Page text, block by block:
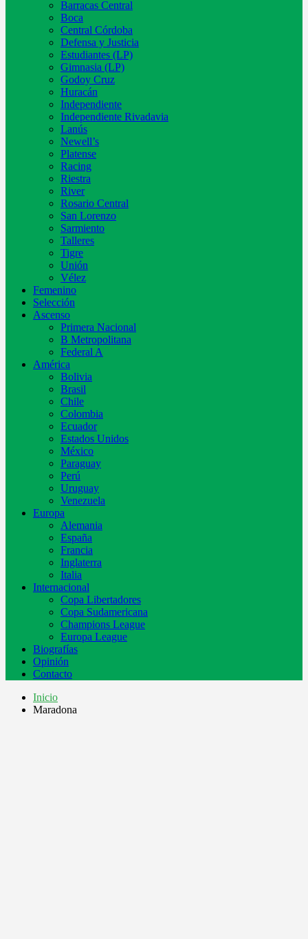
Barracas Central
Boca
Central Córdoba
Defensa y Justicia
Estudiantes (LP)
Gimnasia (LP)
Godoy Cruz
Huracán
Independiente
Independiente Rivadavia
Lanús
Newell’s
Platense
Racing
Riestra
River
Rosario Central
San Lorenzo
Sarmiento
Talleres
Tigre
Unión
Vélez
Femenino
Selección
Ascenso
Primera Nacional
B Metropolitana
Federal A
América
Bolivia
Brasil
Chile
Colombia
Ecuador
Estados Unidos
México
Paraguay
Perú
Uruguay
Venezuela
Europa
Alemania
España
Francia
Inglaterra
Italia
Internacional
Copa Libertadores
Copa Sudamericana
Champions League
Europa League
Biografías
Opinión
Contacto
Inicio
Maradona